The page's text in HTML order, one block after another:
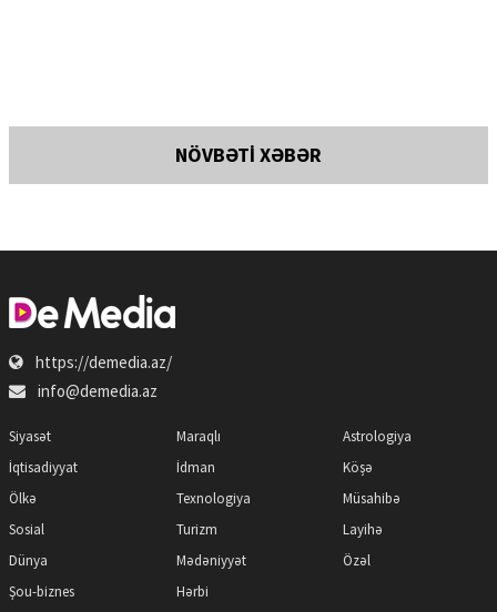
NÖVBƏTİ XƏBƏR
https://demedia.az/
info@demedia.az
Siyasət
İqtisadiyyat
Ölkə
Sosial
Dünya
Şou-biznes
Maraqlı
İdman
Texnologiya
Turizm
Mədəniyyət
Hərbi
Astrologiya
Köşə
Müsahibə
Layihə
Özəl